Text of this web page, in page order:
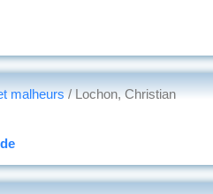
malheurs/ Lochon, Christian